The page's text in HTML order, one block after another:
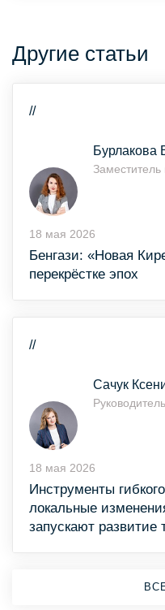
Другие статьи
//
Бурлакова
Заместитель
18 мая 2026
Бенгази: «Новая
перекрёстке эпох
//
Сачук
18 мая 2026
Инструменты
локальные
запускают развитие